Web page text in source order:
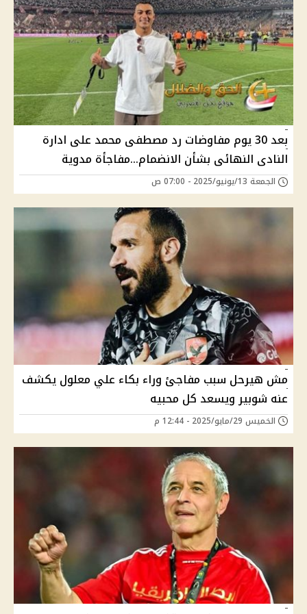
بعد 30 يوم مفاوضات رد مصطفى محمد على ادارة
النادى النهائى بشأن الانضمام...مفاجأة مدوية
الجمعة 13/يونيو/2025 - 07:00 ص
مش هيرحل سبب مفاجئ وراء بكاء علي معلول يكشف
عنه شوبير ويسعد كل محبيه
الخميس 29/مايو/2025 - 12:44 م